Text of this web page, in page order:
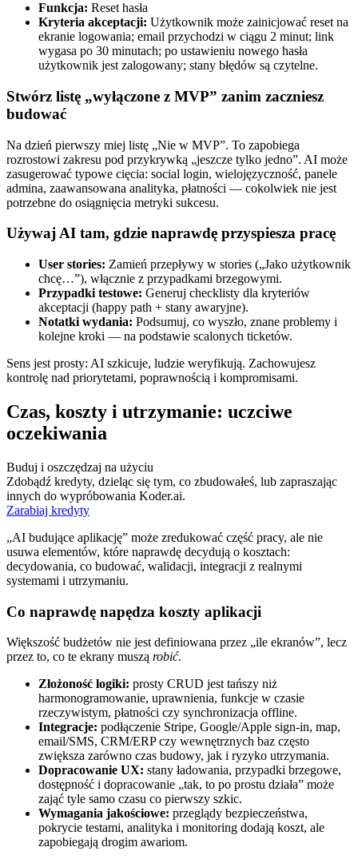
Funkcja: Reset hasła
Kryteria akceptacji: Użytkownik może zainicjować reset na
ekranie logowania; email przychodzi w ciągu 2 minut; link
wygasa po 30 minutach; po ustawieniu nowego hasła
użytkownik jest zalogowany; stany błędów są czytelne.
Stwórz listę „wyłączone z MVP” zanim zaczniesz
budować
Na dzień pierwszy miej listę „Nie w MVP”. To zapobiega
rozrostowi zakresu pod przykrywką „jeszcze tylko jedno”. AI może
zasugerować typowe cięcia: social login, wielojęzyczność, panele
admina, zaawansowana analityka, płatności — cokolwiek nie jest
potrzebne do osiągnięcia metryki sukcesu.
Używaj AI tam, gdzie naprawdę przyspiesza pracę
User stories: Zamień przepływy w stories („Jako użytkownik
chcę…”), włącznie z przypadkami brzegowymi.
Przypadki testowe: Generuj checklisty dla kryteriów
akceptacji (happy path + stany awaryjne).
Notatki wydania: Podsumuj, co wyszło, znane problemy i
kolejne kroki — na podstawie scalonych ticketów.
Sens jest prosty: AI szkicuje, ludzie weryfikują. Zachowujesz
kontrolę nad priorytetami, poprawnością i kompromisami.
Czas, koszty i utrzymanie: uczciwe
oczekiwania
Buduj i oszczędzaj na użyciu
Zdobądź kredyty, dzieląc się tym, co zbudowałeś, lub zapraszając
innych do wypróbowania Koder.ai.
Zarabiaj kredyty
„AI budujące aplikację” może zredukować część pracy, ale nie
usuwa elementów, które naprawdę decydują o kosztach:
decydowania, co budować, walidacji, integracji z realnymi
systemami i utrzymaniu.
Co naprawdę napędza koszty aplikacji
Większość budżetów nie jest definiowana przez „ile ekranów”, lecz
przez to, co te ekrany muszą robić.
Złożoność logiki: prosty CRUD jest tańszy niż
harmonogramowanie, uprawnienia, funkcje w czasie
rzeczywistym, płatności czy synchronizacja offline.
Integracje: podłączenie Stripe, Google/Apple sign‑in, map,
email/SMS, CRM/ERP czy wewnętrznych baz często
zwiększa zarówno czas budowy, jak i ryzyko utrzymania.
Dopracowanie UX: stany ładowania, przypadki brzegowe,
dostępność i dopracowanie „tak, to po prostu działa” może
zająć tyle samo czasu co pierwszy szkic.
Wymagania jakościowe: przeglądy bezpieczeństwa,
pokrycie testami, analityka i monitoring dodają koszt, ale
zapobiegają drogim awariom.